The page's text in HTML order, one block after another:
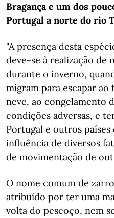
Bragança e um dos
Portugal a norte do rio
"A presença desta
deve-se à realização de
durante o inverno,
migram para escapar
neve, ao congelamento
condições adversas, e
Portugal e outros
influência de diversos
de movimentação de
O nome comum de
atribuído por ter uma
volta do pescoço, nem